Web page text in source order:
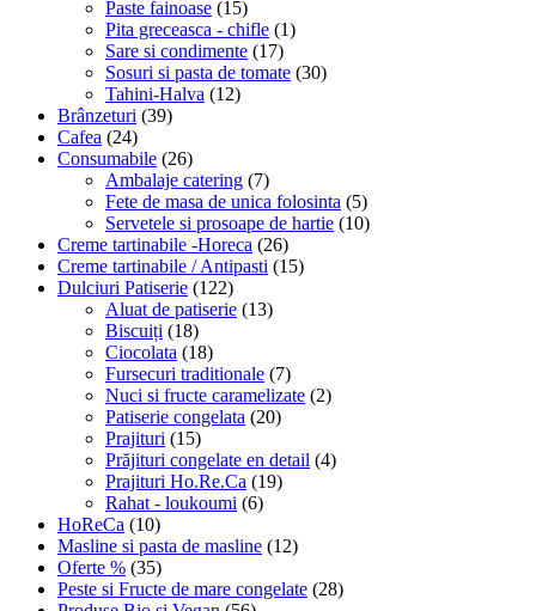
Paste fainoase (15)
Pita greceasca - chifle (1)
Sare si condimente (17)
Sosuri si pasta de tomate (30)
Tahini-Halva (12)
Brânzeturi (39)
Cafea (24)
Consumabile (26)
Ambalaje catering (7)
Fete de masa de unica folosinta (5)
Servetele si prosoape de hartie (10)
Creme tartinabile -Horeca (26)
Creme tartinabile / Antipasti (15)
Dulciuri Patiserie (122)
Aluat de patiserie (13)
Biscuiți (18)
Ciocolata (18)
Fursecuri traditionale (7)
Nuci si fructe caramelizate (2)
Patiserie congelata (20)
Prajituri (15)
Prăjituri congelate en detail (4)
Prajituri Ho.Re.Ca (19)
Rahat - loukoumi (6)
HoReCa (10)
Masline si pasta de masline (12)
Oferte % (35)
Peste si Fructe de mare congelate (28)